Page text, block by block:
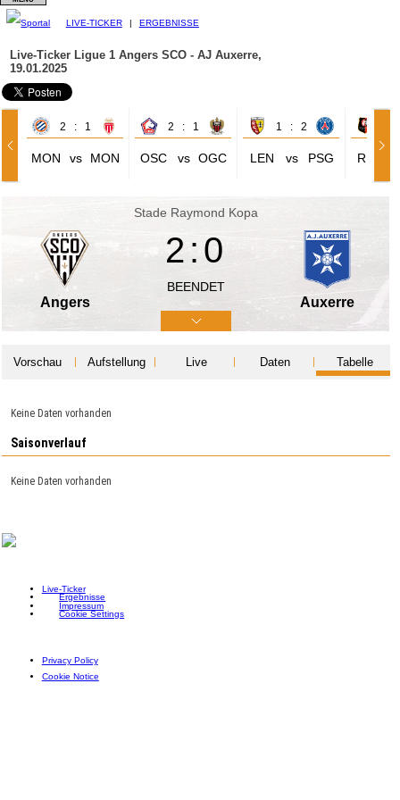
LIVE-TICKER | ERGEBNISSE
Live-Ticker Ligue 1 Angers SCO - AJ Auxerre,
19.01.2025
2 : 1
MON vs MON
2 : 1
OSC vs OGC
1 : 2
LEN vs PSG REN
Stade Raymond Kopa
Angers
2:0
BEENDET
Auxerre
Vorschau Aufstellung Live Daten Tabelle
Keine Daten vorhanden
Saisonverlauf
Keine Daten vorhanden
Live-Ticker
Ergebnisse
Impressum
Cookie Settings
Privacy Policy
Cookie Notice